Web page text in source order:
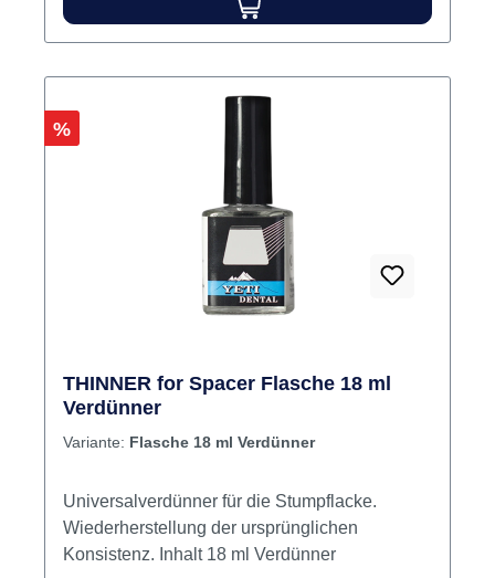
Rabatt
%
THINNER for Spacer Flasche 18 ml
Verdünner
Variante: Flasche 18 ml Verdünner
Universalverdünner für die Stumpflacke.
Wiederherstellung der ursprünglichen
Konsistenz. Inhalt 18 ml Verdünner